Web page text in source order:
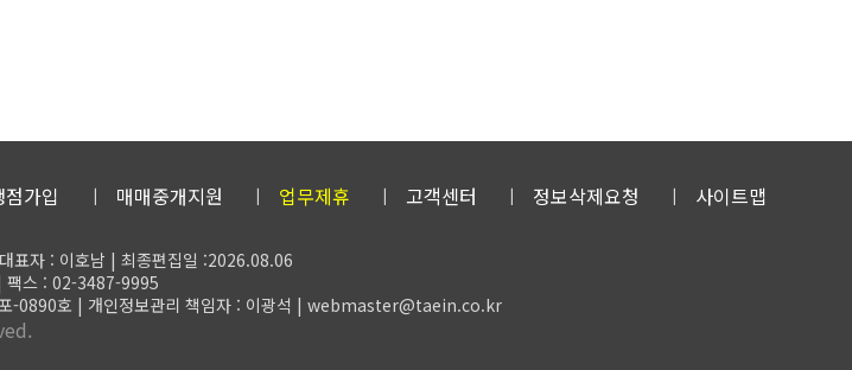
점가입 매매중개지원 업무제휴 고객센터 정보삭제요청 사이트맵
표자 : 이호남 | 최종편집일 :2026.08.06
팩스 : 02-3487-9995
-0890호 | 개인정보관리 책임자 : 이광석 | webmaster@taein.co.kr